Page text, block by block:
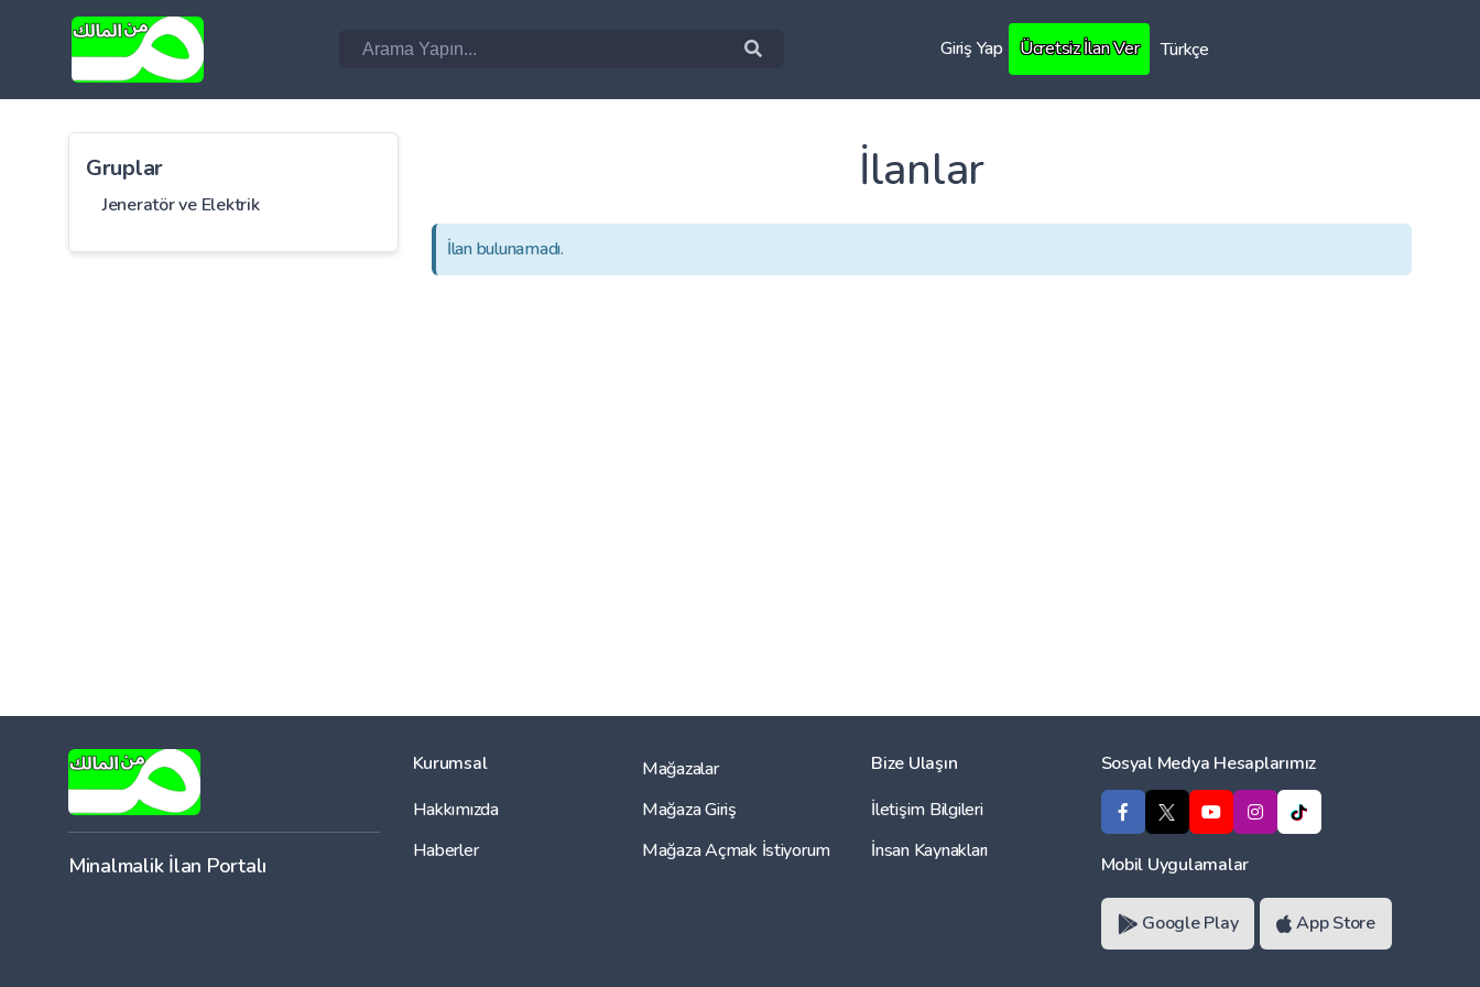
Giriş Yap Ücretsiz İlan Ver Türkçe
Gruplar
Jeneratör ve Elektrik
İlanlar
İlan bulunamadı.
Minalmalik İlan Portalı
Kurumsal
Hakkımızda
Haberler
Mağazalar
Mağaza Giriş
Mağaza Açmak İstiyorum
Bize Ulaşın
İletişim Bilgileri
İnsan Kaynakları
Sosyal Medya Hesaplarımız
Mobil Uygulamalar
Google Play App Store